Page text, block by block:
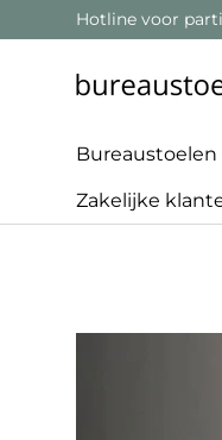
Ga naar
Hotline voor
Bureaustoelen
Zakelijke